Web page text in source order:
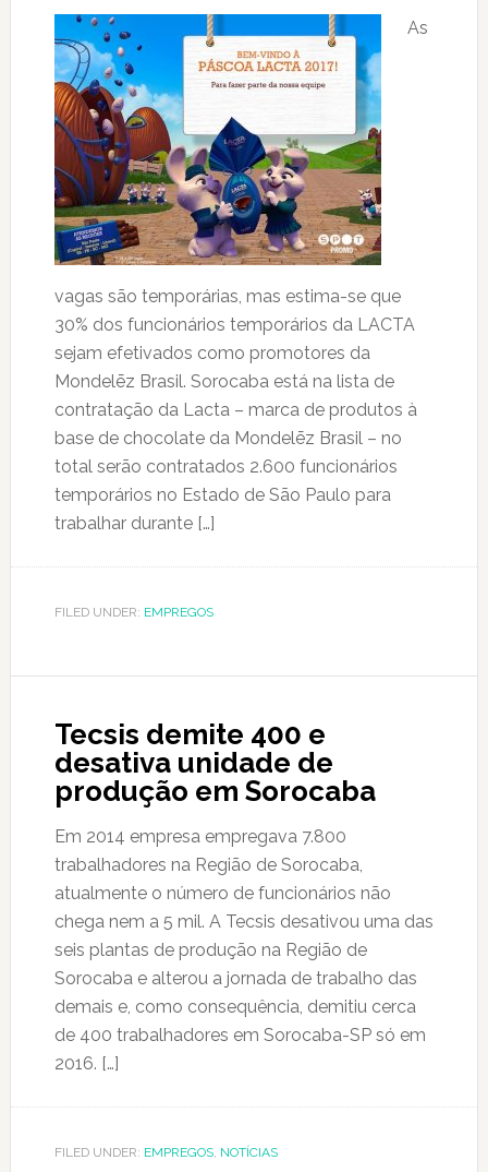
As
vagas são temporárias, mas estima-se que
30% dos funcionários temporários da LACTA
sejam efetivados como promotores da
Mondelēz Brasil. Sorocaba está na lista de
contratação da Lacta – marca de produtos à
base de chocolate da Mondelēz Brasil – no
total serão contratados 2.600 funcionários
temporários no Estado de São Paulo para
trabalhar durante […]
FILED UNDER: EMPREGOS
Tecsis demite 400 e
desativa unidade de
produção em Sorocaba
Em 2014 empresa empregava 7.800
trabalhadores na Região de Sorocaba,
atualmente o número de funcionários não
chega nem a 5 mil. A Tecsis desativou uma das
seis plantas de produção na Região de
Sorocaba e alterou a jornada de trabalho das
demais e, como consequência, demitiu cerca
de 400 trabalhadores em Sorocaba-SP só em
2016. […]
FILED UNDER: EMPREGOS, NOTÍCIAS